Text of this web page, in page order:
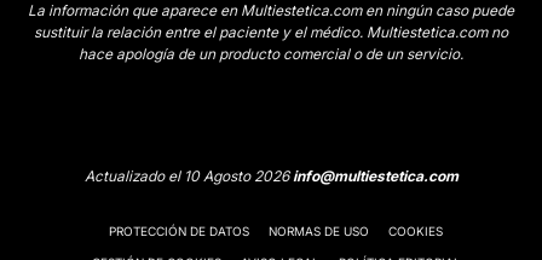
La información que aparece en Multiestetica.com en ningún caso puede
sustituir la relación entre el paciente y el médico. Multiestetica.com no
hace apología de un producto comercial o de un servicio.
Actualizado el 10 Agosto 2026info@multiestetica.com
PROTECCIÓN DE DATOS NORMAS DE USO COOKIES